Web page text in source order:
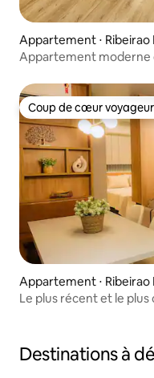
Appartement ⋅ Ribeirao
Appartement moderne
Coup de cœur
Coup de cœur
Appartement ⋅ Ribeirao
Le plus récent et le
Destinations à